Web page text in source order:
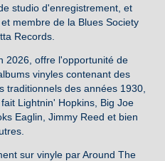
studio d'enregistrement, et
membre de la Blues Society
Records.
2026, offre l'opportunité de
vinyles contenant des
traditionnels des années 1930,
Lightnin' Hopkins, Big Joe
Eaglin, Jimmy Reed et bien
sur vinyle par Around The